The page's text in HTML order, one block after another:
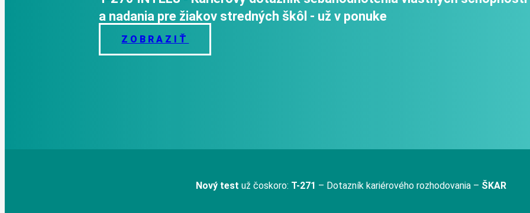
a nadania pre žiakov stredných škôl - už v ponuke
ZOBRAZIŤ
Nový test už čoskoro: T-271 – Dotazník kariérového rozhodovania – ŠKAR